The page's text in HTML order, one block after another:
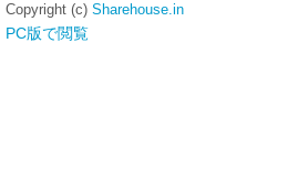
Copyright (c) Sharehouse.in
PC版で閲覧